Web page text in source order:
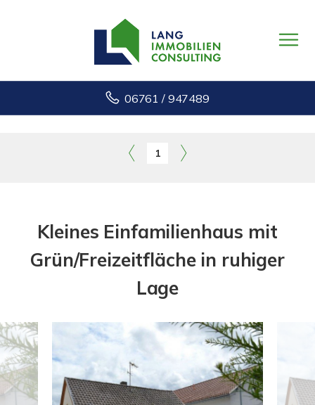
06761 / 947489
1
Kleines Einfamilienhaus mit
Grün/Freizeitfläche in ruhiger
Lage